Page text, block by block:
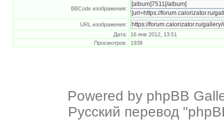
BBCode изображения:
URL изображения:
Дата:
16 янв 2012, 13:51
Просмотров:
1938
Powered by phpBB
Русский перевод